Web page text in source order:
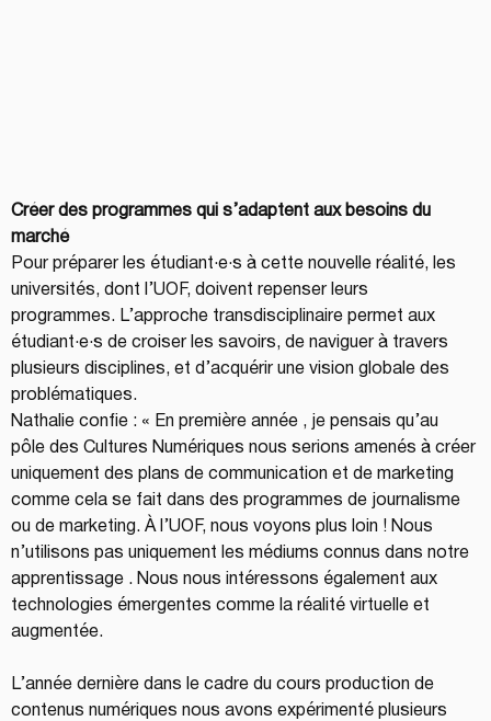
Créer des programmes qui s’adaptent aux besoins du
marché
Pour préparer les étudiant·e·s à cette nouvelle réalité, les
universités, dont l’UOF, doivent repenser leurs
programmes. L’approche transdisciplinaire permet aux
étudiant·e·s de croiser les savoirs, de naviguer à travers
plusieurs disciplines, et d’acquérir une vision globale des
problématiques.
Nathalie confie : « En première année , je pensais qu’au
pôle des Cultures Numériques nous serions amenés à créer
uniquement des plans de communication et de marketing
comme cela se fait dans des programmes de journalisme
ou de marketing. À l’UOF, nous voyons plus loin ! Nous
n’utilisons pas uniquement les médiums connus dans notre
apprentissage . Nous nous intéressons également aux
technologies émergentes comme la réalité virtuelle et
augmentée.
L’année dernière dans le cadre du cours production de
contenus numériques nous avons expérimenté plusieurs